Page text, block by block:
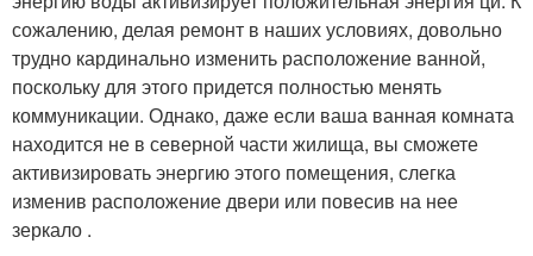
сожалению, делая ремонт в наших условиях, довольно
трудно кардинально изменить расположение ванной,
поскольку для этого придется полностью менять
коммуникации. Однако, даже если ваша ванная комната
находится не в северной части жилища, вы сможете
активизировать энергию этого помещения, слегка
изменив расположение двери или повесив на нее
зеркало .